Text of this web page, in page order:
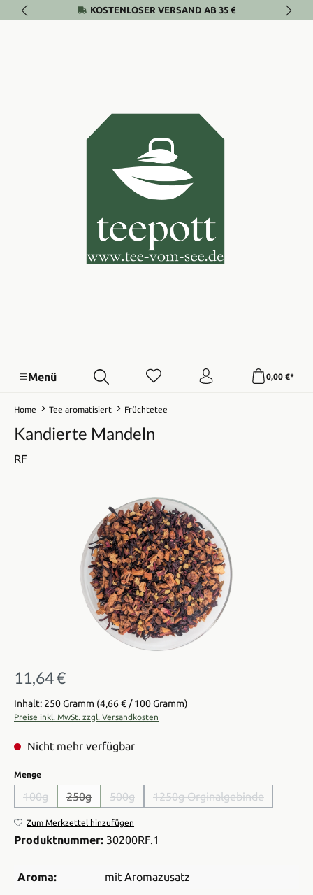
Zum Hauptinhalt springenKOSTENLOSER VERSAND AB 35 €
Menü 0,00 €*
Home Tee aromatisiert Früchtetee
Kandierte Mandeln
RF
Bildergalerie überspringen
Regulärer Preis:
11,64 €
Inhalt: 250 Gramm (4,66 € / 100 Gramm)
Preise inkl. MwSt. zzgl. Versandkosten
Nicht mehr verfügbar
Mengeauswählen
100g(Diese Option ist zurzeit nicht verfügbar.)
250g(Diese Option ist zurzeit nicht verfügbar.)
500g(Diese Option ist zurzeit nicht verfügbar.)
1250g Orginalgebinde
(Diese Option ist zurzeit
Zum Merkzettel hinzufügen
Produktnummer: 30200RF.1
Aroma:
mit Aromazusatz